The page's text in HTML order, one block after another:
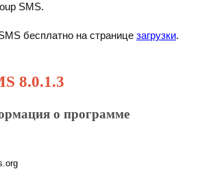
SMS.
бесплатно на странице загрузки.
8.0.1.3
о программе